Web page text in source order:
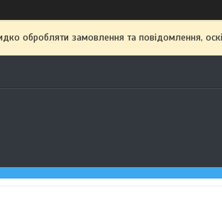
обробляти замовлення та повідомлення,